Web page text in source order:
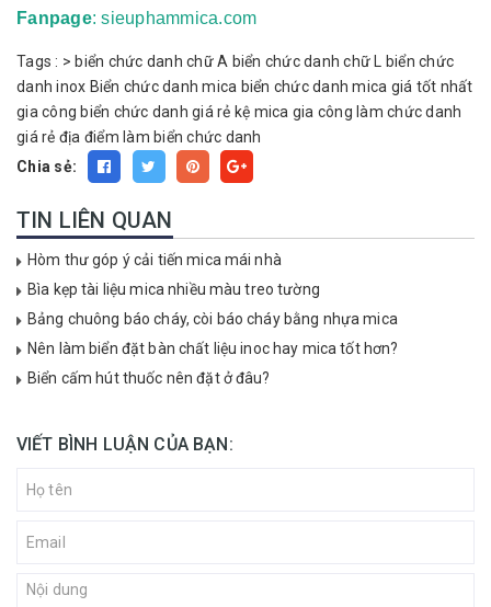
Fanpage: sieuphammica.com
Tags : > biển chức danh chữ A biển chức danh chữ L biển chức
danh inox Biển chức danh mica biển chức danh mica giá tốt nhất
gia công biển chức danh giá rẻ kệ mica gia công làm chức danh
giá rẻ địa điểm làm biển chức danh
Chia sẻ:
TIN LIÊN QUAN
Hòm thư góp ý cải tiến mica mái nhà
Bìa kẹp tài liệu mica nhiều màu treo tường
Bảng chuông báo cháy, còi báo cháy bằng nhựa mica
Nên làm biển đặt bàn chất liệu inoc hay mica tốt hơn?
Biển cấm hút thuốc nên đặt ở đâu?
VIẾT BÌNH LUẬN CỦA BẠN: